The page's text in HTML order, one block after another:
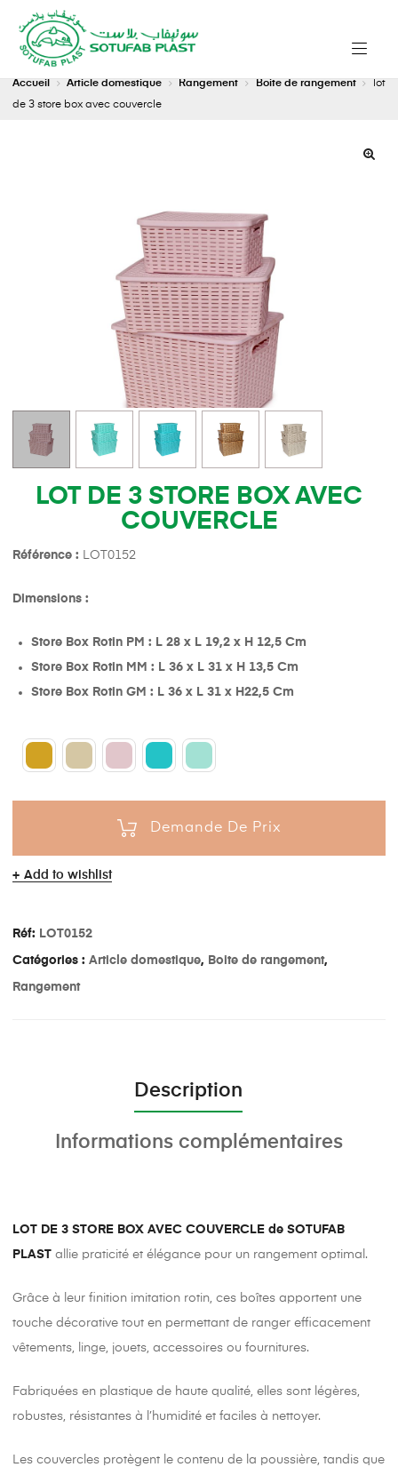
Accueil Article domestique Rangement Boite de rangement
lot
de 3 store box avec couvercle
LOT DE 3 STORE BOX AVEC
COUVERCLE
Référence : LOT0152
Dimensions :
Store Box Rotin PM : L 28 x L 19,2 x H 12,5 Cm
Store Box Rotin MM : L 36 x L 31 x H 13,5 Cm
Store Box Rotin GM : L 36 x L 31 x H22,5 Cm
Demande De Prix
Add to wishlist
Réf: LOT0152
Catégories : Article domestique, Boite de rangement,
Rangement
Description
Informations complémentaires
LOT DE 3 STORE BOX AVEC COUVERCLE de SOTUFAB
PLAST allie praticité et élégance pour un rangement optimal.
Grâce à leur finition imitation rotin, ces boîtes apportent une
touche décorative tout en permettant de ranger efficacement
vêtements, linge, jouets, accessoires ou fournitures.
Fabriquées en plastique de haute qualité, elles sont légères,
robustes, résistantes à l’humidité et faciles à nettoyer.
Les couvercles protègent le contenu de la poussière, tandis que